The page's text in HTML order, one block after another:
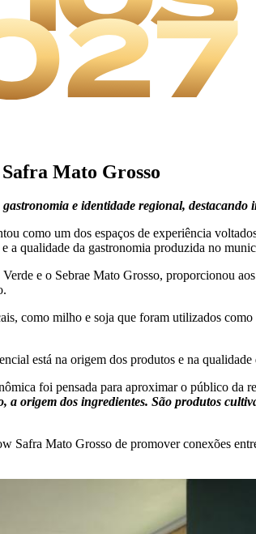
Mato Grosso
e identidade regional,
como um dos espaços de experiência
a qualidade da gastronomia produzida no
e o Sebrae Mato Grosso, proporcionou
como milho e soja que foram utilizados
está na origem dos produtos e na
foi pensada para aproximar o público da
origem dos ingredientes. São produtos
Mato Grosso de promover conexões